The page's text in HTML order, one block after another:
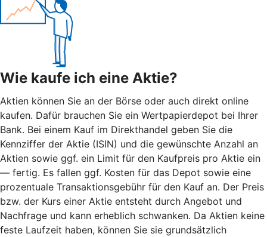
Wie kaufe ich eine Aktie?
Aktien können Sie an der Börse oder auch direkt online
kaufen. Dafür brauchen Sie ein Wertpapierdepot bei Ihrer
Bank. Bei einem Kauf im Direkthandel geben Sie die
Kennziffer der Aktie (ISIN) und die gewünschte Anzahl an
Aktien sowie ggf. ein Limit für den Kaufpreis pro Aktie ein
— fertig. Es fallen ggf. Kosten für das Depot sowie eine
prozentuale Transaktionsgebühr für den Kauf an. Der Preis
bzw. der Kurs einer Aktie entsteht durch Angebot und
Nachfrage und kann erheblich schwanken. Da Aktien keine
feste Laufzeit haben, können Sie sie grundsätzlich